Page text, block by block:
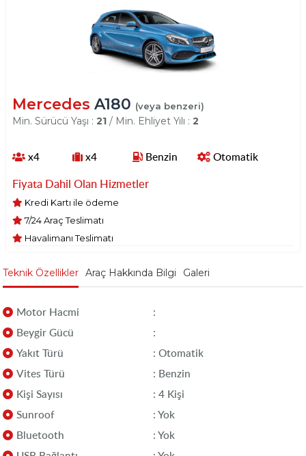
Mercedes A180 (veya benzeri)
Min. Sürücü Yaşı : 21/ Min. Ehliyet Yılı : 2
x4 x4 Benzin Otomatik
Fiyata Dahil Olan Hizmetler
Kredi Kartı ile ödeme
7/24 Araç Teslimatı
Havalimanı Teslimatı
Teknik Özellikler Araç Hakkında Bilgi Galeri
Motor Hacmi
:
Beygir Gücü
:
Yakıt Türü
: Otomatik
Vites Türü
: Benzin
Kişi Sayısı
: 4 Kişi
Sunroof
: Yok
Bluetooth
: Yok